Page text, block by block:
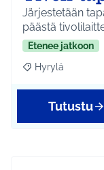
Järjestetään
päästä
Etenee jatkoon
Rajaa tulokset
Hyrylä
Tutustu